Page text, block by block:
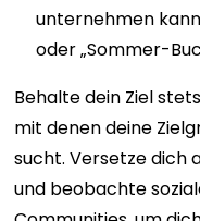
unternehmen
oder „Sommer-
Behalte dein Ziel
mit denen deine
sucht. Versetze dich
und beobachte